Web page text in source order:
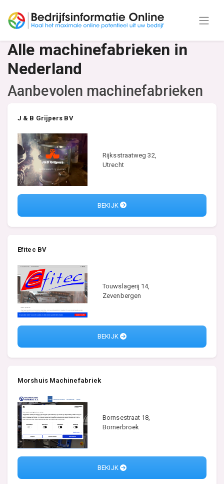
Alle machinefabrieken in
Nederland
Aanbevolen machinefabrieken
J & B Grijpers BV
Rijksstraatweg 32,
Utrecht
BEKIJK
Efitec BV
Touwslagerij 14,
Zevenbergen
BEKIJK
Morshuis Machinefabriek
Bornsestraat 18,
Bornerbroek
BEKIJK